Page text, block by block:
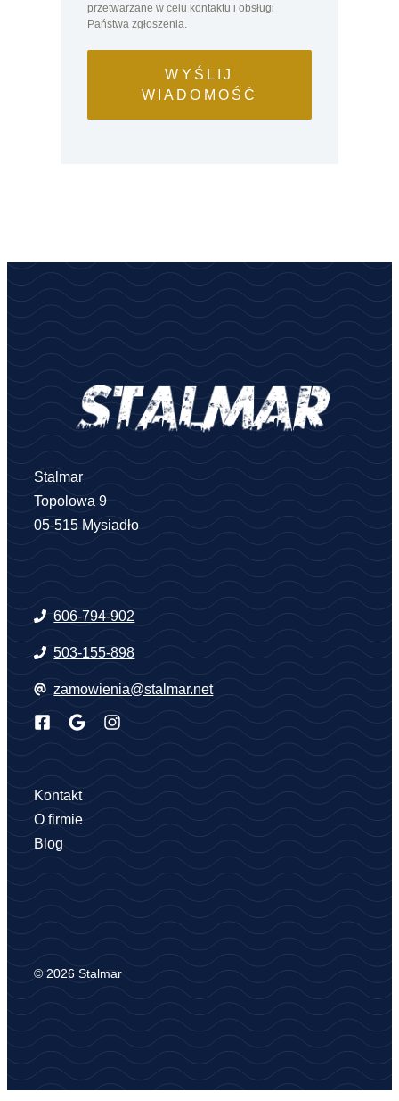
przetwarzane w celu kontaktu i obsługi
Państwa zgłoszenia.
WYŚLIJ
WIADOMOŚĆ
Stalmar
Topolowa 9
05-515 Mysiadło
606-794-902
503-155-898
zamowienia@stalmar.net
Kontakt
O firmie
Blog
© 2026 Stalmar